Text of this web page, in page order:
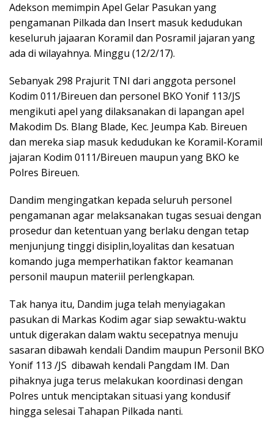
Adekson memimpin Apel Gelar Pasukan yang
pengamanan Pilkada dan Insert masuk kedudukan
keseluruh jajaaran Koramil dan Posramil jajaran yang
ada di wilayahnya. Minggu (12/2/17).
Sebanyak 298 Prajurit TNI dari anggota personel
Kodim 011/Bireuen dan personel BKO Yonif 113/JS
mengikuti apel yang dilaksanakan di lapangan apel
Makodim Ds. Blang Blade, Kec. Jeumpa Kab. Bireuen
dan mereka siap masuk kedudukan ke Koramil-Koramil
jajaran Kodim 0111/Bireuen maupun yang BKO ke
Polres Bireuen.
Dandim mengingatkan kepada seluruh personel
pengamanan agar melaksanakan tugas sesuai dengan
prosedur dan ketentuan yang berlaku dengan tetap
menjunjung tinggi disiplin,loyalitas dan kesatuan
komando juga memperhatikan faktor keamanan
personil maupun materiil perlengkapan.
Tak hanya itu, Dandim juga telah menyiagakan
pasukan di Markas Kodim agar siap sewaktu-waktu
untuk digerakan dalam waktu secepatnya menuju
sasaran dibawah kendali Dandim maupun Personil BKO
Yonif 113 /JS dibawah kendali Pangdam IM. Dan
pihaknya juga terus melakukan koordinasi dengan
Polres untuk menciptakan situasi yang kondusif
hingga selesai Tahapan Pilkada nanti.